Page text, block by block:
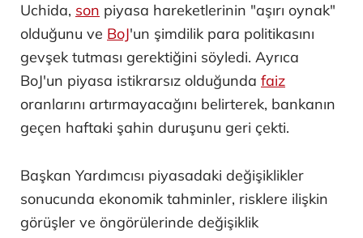
Uchida, son piyasa hareketlerinin "aşırı oynak"
olduğunu ve BoJ'un şimdilik para politikasını
gevşek tutması gerektiğini söyledi. Ayrıca
BoJ'un piyasa istikrarsız olduğunda faiz
oranlarını artırmayacağını belirterek, bankanın
geçen haftaki şahin duruşunu geri çekti.
Başkan Yardımcısı piyasadaki değişiklikler
sonucunda ekonomik tahminler, risklere ilişkin
görüşler ve öngörülerinde değişiklik